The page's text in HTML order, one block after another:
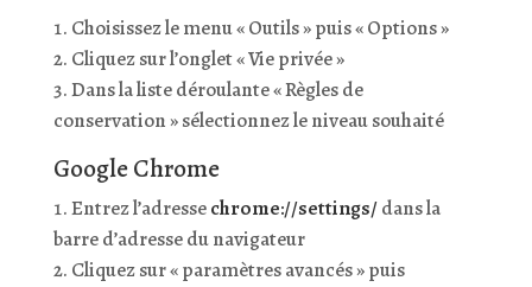
Choisissez le menu « Outils » puis « Options »
Cliquez sur l’onglet « Vie privée »
Dans la liste déroulante « Règles de
conservation » sélectionnez le niveau souhaité
Google Chrome
Entrez l’adressechrome://settings/dans la
barre d’adresse du navigateur
Cliquez sur « paramètres avancés » puis